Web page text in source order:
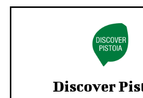
Discover